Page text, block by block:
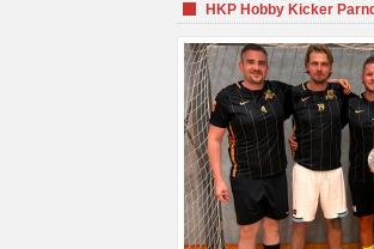
HKP Hobby Kicker